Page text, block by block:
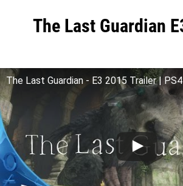
The Last Guardian
The Last Guardian - E3 2015 Trailer | PS4